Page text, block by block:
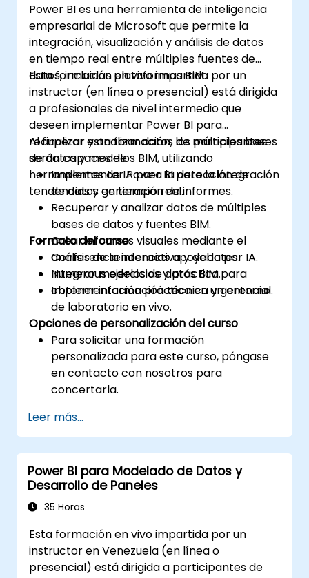
Power BI es una herramienta de inteligencia
empresarial de Microsoft que permite la
integración, visualización y análisis de datos
en tiempo real entre múltiples fuentes de
datos, incluidas plataformas BIM.
Esta formación en vivo impartida por un
instructor (en línea o presencial) está dirigida
a profesionales de nivel intermedio que
deseen implementar Power BI para
recuperar y analizar datos de múltiples bases
de datos y modelos BIM, utilizando
herramientas de IA para la detección de
tendencias y generación de informes.
Al finalizar esta formación, los participantes
serán capaces de:
Implementar Power BI para la integración
de datos en tiempo real.
Recuperar y analizar datos de múltiples
bases de datos y fuentes BIM.
Crear informes visuales mediante el
análisis de tendencias apoyado por IA.
Integrar modelos de datos BIM para
obtener información técnica y gerencial.
Formato del curso
Conferencia interactiva y debates.
Numerous ejercicios y práctica.
Implementación práctica en un entorno
de laboratorio en vivo.
Opciones de personalización del curso
Para solicitar una formación
personalizada para este curso, póngase
en contacto con nosotros para
concertarla.
Leer más...
Power BI para Modelado de Datos y
Desarrollo de Paneles
35 Horas
Esta formación en vivo impartida por un
instructor en Venezuela (en línea o
presencial) está dirigida a participantes de